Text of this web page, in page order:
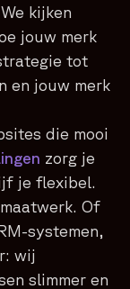
kijken
jouw merk
tot
en jouw merk
die mooi
zorg je
je flexibel.
Of
systemen,
wij
slimmer en